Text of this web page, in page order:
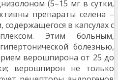
(5–15 мг в сутки,
препараты селена –
содержащегося в капсулах с
Этим больным,
болезнью,
верошпирона от 25 до
верошпирон не только